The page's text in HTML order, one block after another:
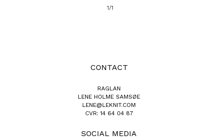
1/1
CONTACT
RAGLAN
LENE HOLME SAMSØE
LENE@LEKNIT.COM
CVR: 14 64 04 87
SOCIAL MEDIA